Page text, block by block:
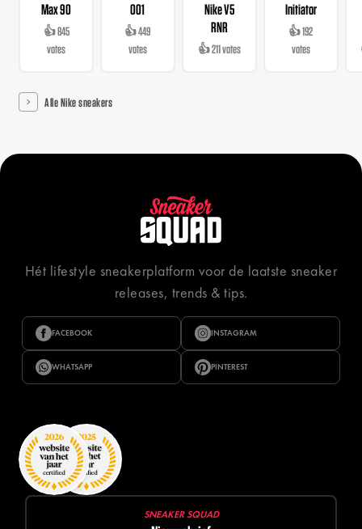
Max 90
👍 845
votes
001
👍 449
votes
Nike V5
RNR
👍 211 votes
Initiator
👍 192
votes
Alle Nike sneakers
Hét lifestyle sneakerplatform voor de laatste sneaker
releases, trends & tips.
FACEBOOK INSTAGRAM
WHATSAPP PINTEREST
SNEAKER SQUAD